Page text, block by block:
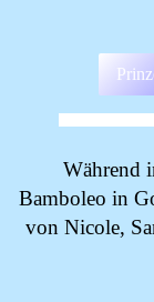
Während
Bamboleo in
von Nicole,